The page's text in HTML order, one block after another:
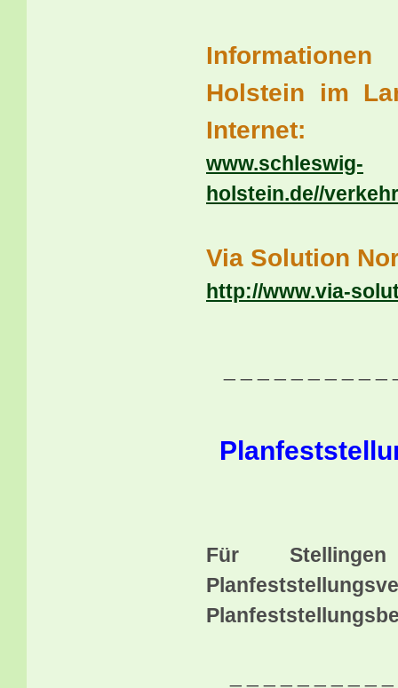
Holstein im
Internet:
www.schleswig-
holstein.de//
Via Solution
http://www.via-
Für